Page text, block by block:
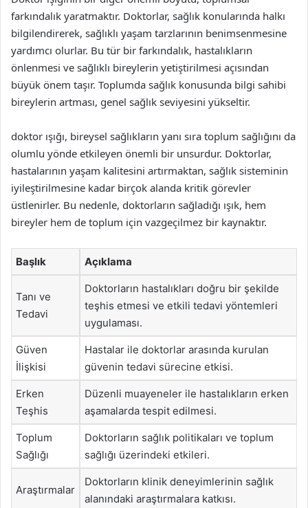
farkındalık yaratmaktır. Doktorlar, sağlık konularında halkı
bilgilendirerek, sağlıklı yaşam tarzlarının benimsenmesine
yardımcı olurlar. Bu tür bir farkındalık, hastalıkların
önlenmesi ve sağlıklı bireylerin yetiştirilmesi açısından
büyük önem taşır. Toplumda sağlık konusunda bilgi sahibi
bireylerin artması, genel sağlık seviyesini yükseltir.
doktor ışığı, bireysel sağlıkların yanı sıra toplum sağlığını da
olumlu yönde etkileyen önemli bir unsurdur. Doktorlar,
hastalarının yaşam kalitesini artırmaktan, sağlık sisteminin
iyileştirilmesine kadar birçok alanda kritik görevler
üstlenirler. Bu nedenle, doktorların sağladığı ışık, hem
bireyler hem de toplum için vazgeçilmez bir kaynaktır.
Başlık Açıklama
Tanı ve
Tedavi
Doktorların hastalıkları doğru bir şekilde
teşhis etmesi ve etkili tedavi yöntemleri
uygulaması.
Güven
İlişkisi
Hastalar ile doktorlar arasında kurulan
güvenin tedavi sürecine etkisi.
Erken
Teşhis
Düzenli muayeneler ile hastalıkların erken
aşamalarda tespit edilmesi.
Toplum
Sağlığı
Doktorların sağlık politikaları ve toplum
sağlığı üzerindeki etkileri.
Araştırmalar
Doktorların klinik deneyimlerinin sağlık
alanındaki araştırmalara katkısı.